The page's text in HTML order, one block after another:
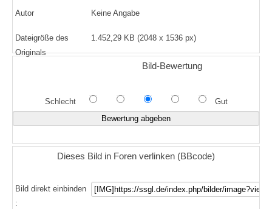
Autor Keine Angabe
Dateigröße des
Originals
1.452,29 KB (2048 x 1536 px)
Bild-Bewertung
Schlecht Gut
Dieses Bild in Foren verlinken (BBcode)
Bild direkt einbinden
: